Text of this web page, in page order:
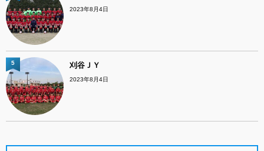
2023年8月4日
刈谷ＪＹ
2023年8月4日
5